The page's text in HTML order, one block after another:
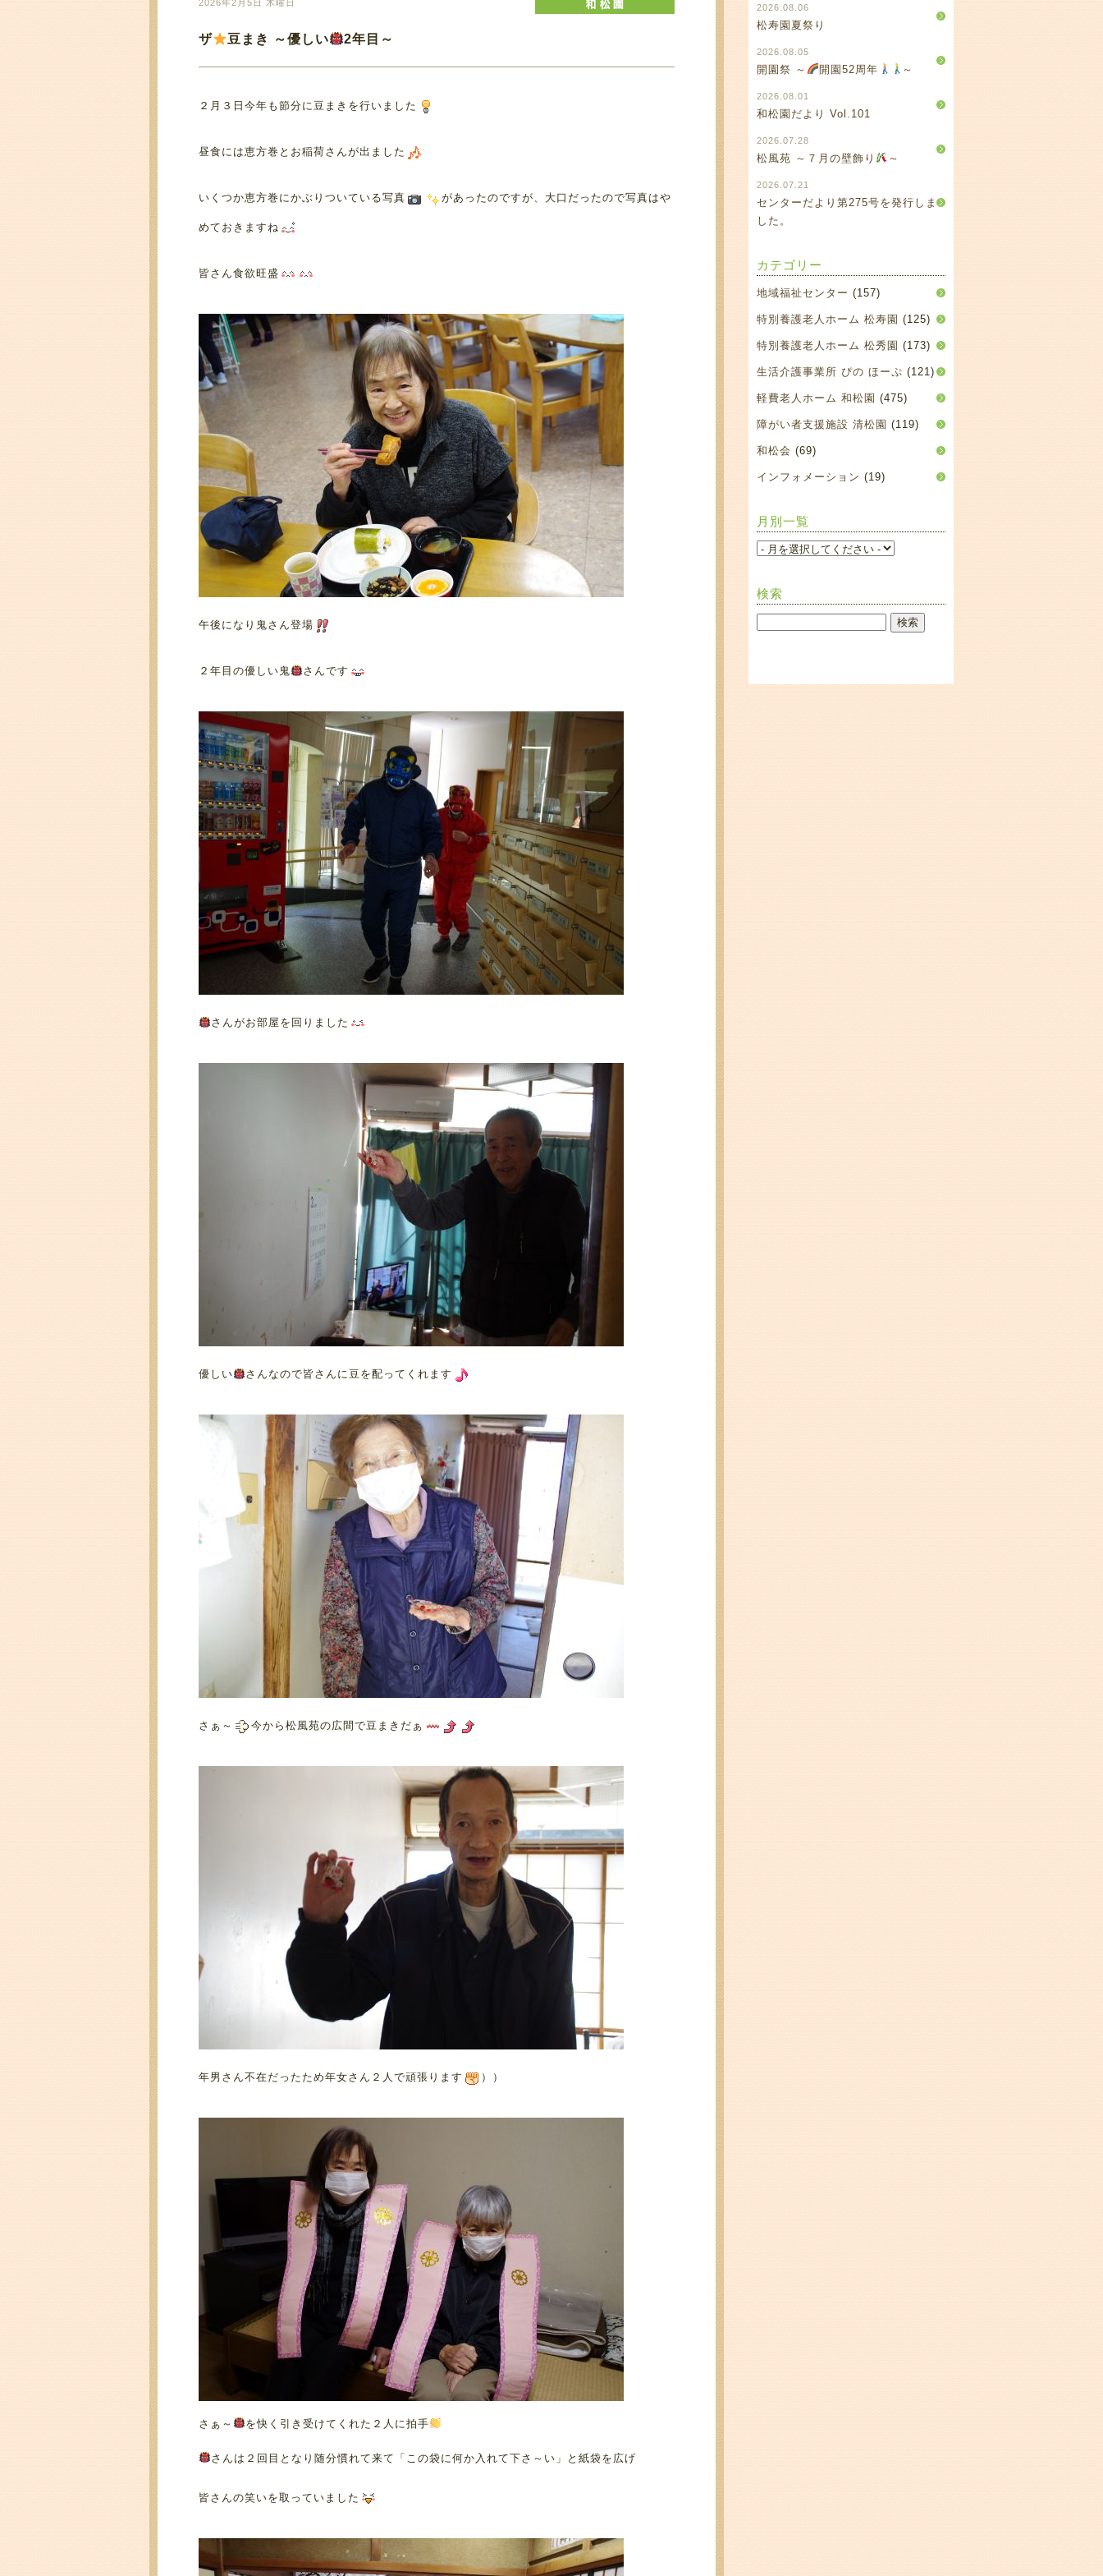
2026年2月5日 木曜日
ザ 豆まき ～優しい 2年目～
２月３日今年も節分に豆まきを行いました
昼食には恵方巻とお稲荷さんが出ました
いくつか恵方巻にかぶりついている写真 があったのですが、大口だったので写真はや
めておきますね
皆さん食欲旺盛
午後になり鬼さん登場
２年目の優しい鬼 さんです
さんがお部屋を回りました
優しい さんなので皆さんに豆を配ってくれます
さぁ～ 今から松風苑の広間で豆まきだぁ
年男さん不在だったため年女さん２人で頑張ります ））
さぁ～ を快く引き受けてくれた２人に拍手
さんは２回目となり随分慣れて来て「この袋に何か入れて下さ～い」と紙袋を広げ
皆さんの笑いを取っていました
2026.08.06
松寿園夏祭り
2026.08.05
開園祭 ～ 開園52周年 ～
2026.08.01
和松園だより Vol.101
2026.07.28
松風苑 ～７月の壁飾り ～
2026.07.21
センターだより第275号を発行しま
した。
カテゴリー
地域福祉センター (157)
特別養護老人ホーム 松寿園 (125)
特別養護老人ホーム 松秀園 (173)
生活介護事業所 ぴの ほーぷ (121)
軽費老人ホーム 和松園 (475)
障がい者支援施設 清松園 (119)
和松会 (69)
インフォメーション (19)
月別一覧
検索